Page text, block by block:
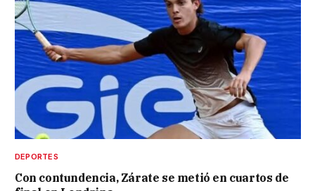
DEPORTES
Con contundencia, Zárate se metió en cuartos de